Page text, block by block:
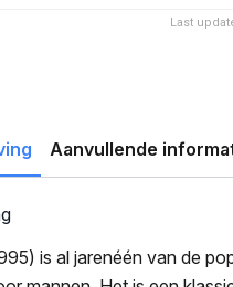
Last
Aanvullende
is al jarenéén van de